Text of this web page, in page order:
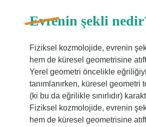
Evrenin şekli
Fiziksel kozmolojide, evrenin
hem de küresel geometrisine
Yerel geometri öncelikle
tanımlanırken, küresel geometri
(ki bu da eğrilikle sınırlıdır)
Fiziksel kozmolojide, evrenin
hem de küresel geometrisine